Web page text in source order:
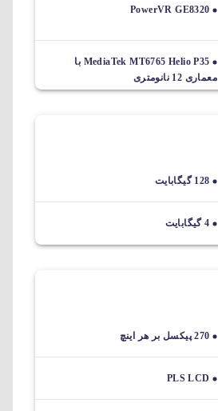
PowerVR GE8320
MediaTek MT6765 Helio P35 با
معماری 12 نانومتری
128 گیگابایت
4 گیگابایت
270 پیکسل بر هر اینچ
PLS LCD